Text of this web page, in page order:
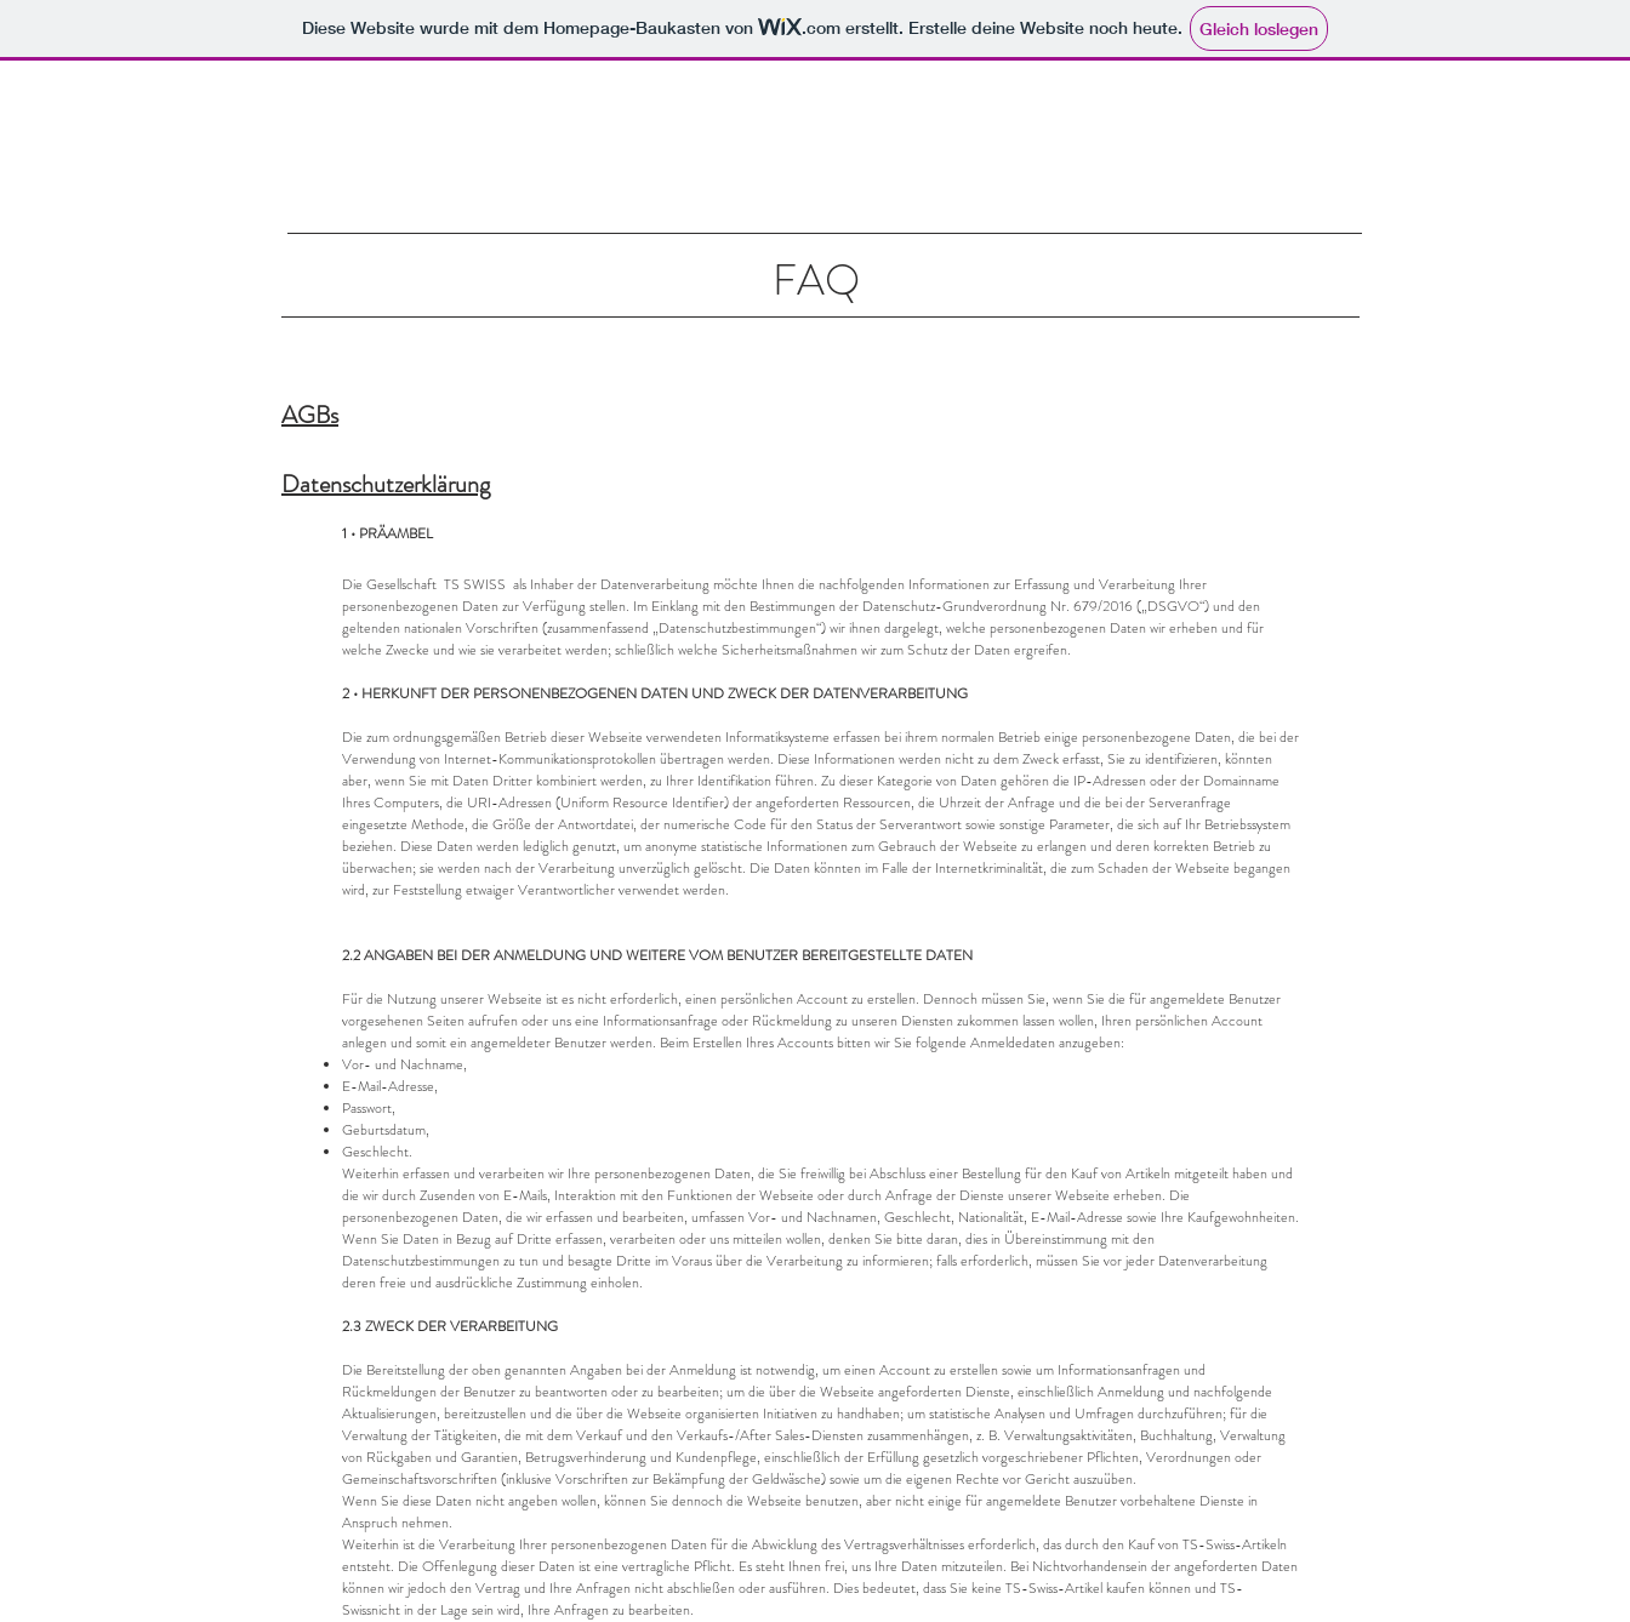
Diese Website wurde mit dem Homepage-Baukasten von .com erstellt. Erstelle deine Website noch heute. Gleich loslegen
FAQ
AGBs
Datenschutzerklärung
1 • PRÄAMBEL
Die Gesellschaft TS SWISS als Inhaber der Datenverarbeitung möchte Ihnen die nachfolgenden Informationen zur Erfassung und Verarbeitung Ihrer
personenbezogenen Daten zur Verfügung stellen. Im Einklang mit den Bestimmungen der Datenschutz-Grundverordnung Nr. 679/2016 („DSGVO“) und den
geltenden nationalen Vorschriften (zusammenfassend „Datenschutzbestimmungen“) wir ihnen dargelegt, welche personenbezogenen Daten wir erheben und für
welche Zwecke und wie sie verarbeitet werden; schließlich welche Sicherheitsmaßnahmen wir zum Schutz der Daten ergreifen.
2 • HERKUNFT DER PERSONENBEZOGENEN DATEN UND ZWECK DER DATENVERARBEITUNG
Die zum ordnungsgemäßen Betrieb dieser Webseite verwendeten Informatiksysteme erfassen bei ihrem normalen Betrieb einige personenbezogene Daten, die bei der
Verwendung von Internet-Kommunikationsprotokollen übertragen werden. Diese Informationen werden nicht zu dem Zweck erfasst, Sie zu identifizieren, könnten
aber, wenn Sie mit Daten Dritter kombiniert werden, zu Ihrer Identifikation führen. Zu dieser Kategorie von Daten gehören die IP-Adressen oder der Domainname
Ihres Computers, die URI-Adressen (Uniform Resource Identifier) der angeforderten Ressourcen, die Uhrzeit der Anfrage und die bei der Serveranfrage
eingesetzte Methode, die Größe der Antwortdatei, der numerische Code für den Status der Serverantwort sowie sonstige Parameter, die sich auf Ihr Betriebssystem
beziehen. Diese Daten werden lediglich genutzt, um anonyme statistische Informationen zum Gebrauch der Webseite zu erlangen und deren korrekten Betrieb zu
überwachen; sie werden nach der Verarbeitung unverzüglich gelöscht. Die Daten könnten im Falle der Internetkriminalität, die zum Schaden der Webseite begangen
wird, zur Feststellung etwaiger Verantwortlicher verwendet werden.
2.2 ANGABEN BEI DER ANMELDUNG UND WEITERE VOM BENUTZER BEREITGESTELLTE DATEN
Für die Nutzung unserer Webseite ist es nicht erforderlich, einen persönlichen Account zu erstellen. Dennoch müssen Sie, wenn Sie die für angemeldete Benutzer
vorgesehenen Seiten aufrufen oder uns eine Informationsanfrage oder Rückmeldung zu unseren Diensten zukommen lassen wollen, Ihren persönlichen Account
anlegen und somit ein angemeldeter Benutzer werden. Beim Erstellen Ihres Accounts bitten wir Sie folgende Anmeldedaten anzugeben:
Vor- und Nachname,
E-Mail-Adresse,
Passwort,
Geburtsdatum,
Geschlecht.
Weiterhin erfassen und verarbeiten wir Ihre personenbezogenen Daten, die Sie freiwillig bei Abschluss einer Bestellung für den Kauf von Artikeln mitgeteilt haben und
die wir durch Zusenden von E-Mails, Interaktion mit den Funktionen der Webseite oder durch Anfrage der Dienste unserer Webseite erheben. Die
personenbezogenen Daten, die wir erfassen und bearbeiten, umfassen Vor- und Nachnamen, Geschlecht, Nationalität, E-Mail-Adresse sowie Ihre Kaufgewohnheiten.
Wenn Sie Daten in Bezug auf Dritte erfassen, verarbeiten oder uns mitteilen wollen, denken Sie bitte daran, dies in Übereinstimmung mit den
Datenschutzbestimmungen zu tun und besagte Dritte im Voraus über die Verarbeitung zu informieren; falls erforderlich, müssen Sie vor jeder Datenverarbeitung
deren freie und ausdrückliche Zustimmung einholen.
2.3 ZWECK DER VERARBEITUNG
Die Bereitstellung der oben genannten Angaben bei der Anmeldung ist notwendig, um einen Account zu erstellen sowie um Informationsanfragen und
Rückmeldungen der Benutzer zu beantworten oder zu bearbeiten; um die über die Webseite angeforderten Dienste, einschließlich Anmeldung und nachfolgende
Aktualisierungen, bereitzustellen und die über die Webseite organisierten Initiativen zu handhaben; um statistische Analysen und Umfragen durchzuführen; für die
Verwaltung der Tätigkeiten, die mit dem Verkauf und den Verkaufs-/After Sales-Diensten zusammenhängen, z. B. Verwaltungsaktivitäten, Buchhaltung, Verwaltung
von Rückgaben und Garantien, Betrugsverhinderung und Kundenpflege, einschließlich der Erfüllung gesetzlich vorgeschriebener Pflichten, Verordnungen oder
Gemeinschaftsvorschriften (inklusive Vorschriften zur Bekämpfung der Geldwäsche) sowie um die eigenen Rechte vor Gericht auszuüben.
Wenn Sie diese Daten nicht angeben wollen, können Sie dennoch die Webseite benutzen, aber nicht einige für angemeldete Benutzer vorbehaltene Dienste in
Anspruch nehmen.
Weiterhin ist die Verarbeitung Ihrer personenbezogenen Daten für die Abwicklung des Vertragsverhältnisses erforderlich, das durch den Kauf von TS-Swiss-Artikeln
entsteht. Die Offenlegung dieser Daten ist eine vertragliche Pflicht. Es steht Ihnen frei, uns Ihre Daten mitzuteilen. Bei Nichtvorhandensein der angeforderten Daten
können wir jedoch den Vertrag und Ihre Anfragen nicht abschließen oder ausführen. Dies bedeutet, dass Sie keine TS-Swiss-Artikel kaufen können und TS-
Swissnicht in der Lage sein wird, Ihre Anfragen zu bearbeiten.